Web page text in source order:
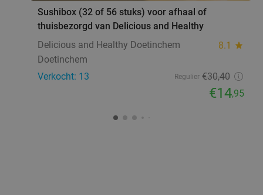
Sushibox (32 of 56 stuks) voor afhaal of
thuisbezorgd van Delicious and Healthy
Delicious and Healthy Doetinchem
8.1 star
Doetinchem
Verkocht: 13
Regulier €30,40
€14,95